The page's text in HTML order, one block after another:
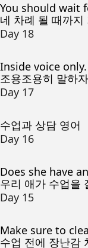
You should wait
네 차례 될 때까지
Day 18
Inside voice only.
조용조용히 말하자
Day 17
수업과 상담 영어
Day 16
Does she have
우리 애가 수업을
Day 15
Make sure to
수업 전에 장난감